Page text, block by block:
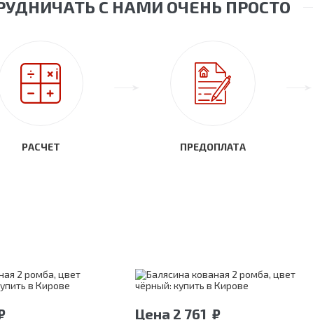
С НАМИ ОЧЕНЬ ПРОСТО
РАСЧЕТ ПРЕДОПЛАТА
Цена 2 761 ₽